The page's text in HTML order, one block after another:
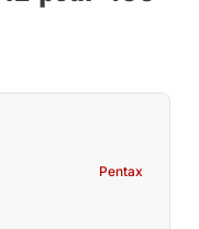
Pentax